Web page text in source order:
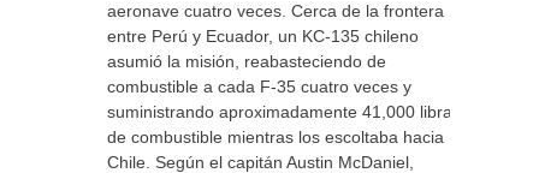
aeronave cuatro veces. Cerca de la frontera
entre Perú y Ecuador, un KC-135 chileno
asumió la misión, reabasteciendo de
combustible a cada F-35 cuatro veces y
suministrando aproximadamente 41,000 libras
de combustible mientras los escoltaba hacia
Chile. Según el capitán Austin McDaniel,